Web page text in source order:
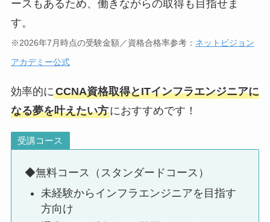
ースもあるため、働きながらの取得も目指せま
す。
※2026年7月時点の受験金額／資格合格率参考： ネットビジョン
アカデミー公式
効率的にCCNA資格取得とITインフラエンジニアに
なる夢を叶えたい方におすすめです！
受講コース
◆無料コース（スタンダードコース）
未経験からインフラエンジニアを目指す
方向け